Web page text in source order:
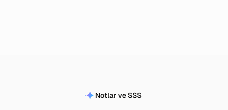
Notlar ve SSS